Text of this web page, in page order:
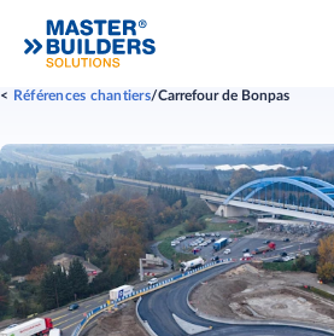
Références chantiers Carrefour de Bonpas